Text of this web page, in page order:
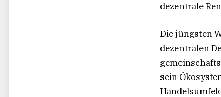
dezentrale
Die jüngsten
dezentralen
sein